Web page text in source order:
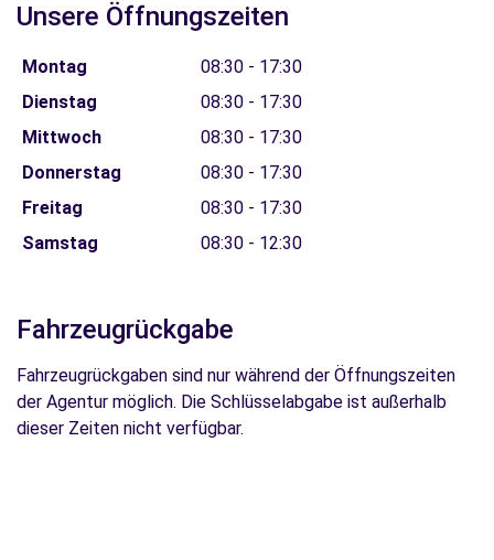
Unsere Öffnungszeiten
Montag
08:30 - 17:30
Dienstag
08:30 - 17:30
Mittwoch
08:30 - 17:30
Donnerstag
08:30 - 17:30
Freitag
08:30 - 17:30
Samstag
08:30 - 12:30
Fahrzeugrückgabe
Fahrzeugrückgaben sind nur während der Öffnungszeiten
der Agentur möglich. Die Schlüsselabgabe ist außerhalb
dieser Zeiten nicht verfügbar.